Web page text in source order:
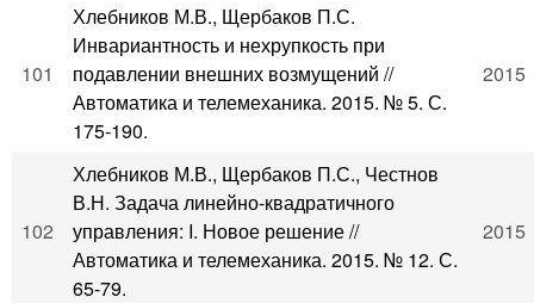
101
Хлебников М.В., Щербаков П.С.
Инвариантность и нехрупкость при
подавлении внешних возмущений //
Автоматика и телемеханика. 2015. № 5. С.
175-190.
2015
102
Хлебников М.В., Щербаков П.С., Честнов
В.Н. Задача линейно-квадратичного
управления: I. Новое решение //
Автоматика и телемеханика. 2015. № 12. С.
65-79.
2015